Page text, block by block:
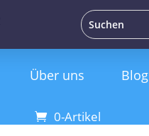
Über uns Blog
0-Artikel